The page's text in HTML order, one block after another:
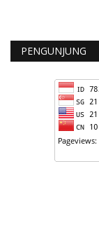
PENGUNJUNG